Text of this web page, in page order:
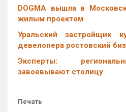
DOGMA вышла в
жилым проектом
Уральский застройщик
девелопера ростовский
Эксперты:
завоевывают столицу
Печать